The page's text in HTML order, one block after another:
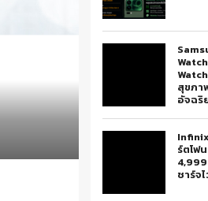
สุขภา
อัจฉริ
ร์ตโฟ
ชาร์จ